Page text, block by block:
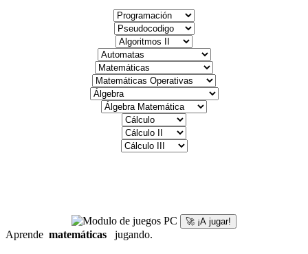
🚀 ¡A jugar!
Aprende matemáticas jugando.